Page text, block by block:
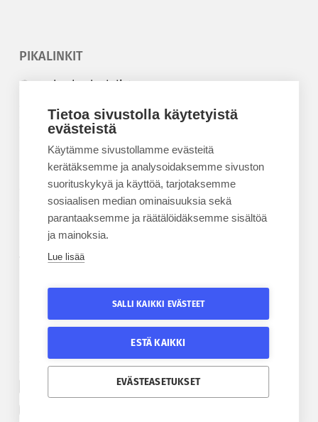
Tietoa sivustolla käytetyistä
evästeistä
Käytämme sivustollamme evästeitä
kerätäksemme ja analysoidaksemme sivuston
suorituskykyä ja käyttöä, tarjotaksemme
sosiaalisen median ominaisuuksia sekä
parantaaksemme ja räätälöidäksemme sisältöä
ja mainoksia.
Lue lisää
SALLI KAIKKI EVÄSTEET
ESTÄ KAIKKI
EVÄSTEASETUKSET
PIKALINKIT
Korkeakouluyhdistys
Kesäyliopisto
Epanet
BLOGIT
Kesäyliopiston blogi
TILAA UUTISKIRJE
Tilaa kesäyliopiston uutiskirje
Tilaa Epanetin uutiskirje
SEURAA KESÄYLIOPISTOA
Etelä-Pohjanmaan kesäyliopiston Facebook
SEURAA EPANETIA
Epanetin Twitter